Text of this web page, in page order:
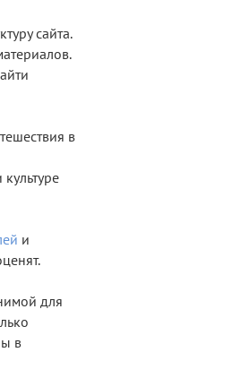
сайта.
в
и
для
в